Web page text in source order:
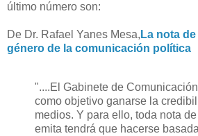
último número son:
De Dr. Rafael Yanes Mesa, La nota
género de la comunicación política
"....El Gabinete de
como objetivo ganarse la
medios. Y para ello, toda nota
emita tendrá que hacerse